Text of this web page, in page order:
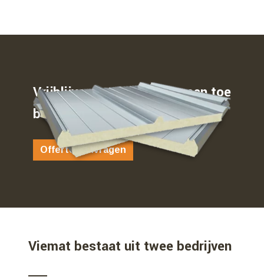
Vrijblijvend weten waar u aan toe
bent…
Offerte aanvragen
Viemat bestaat uit twee bedrijven